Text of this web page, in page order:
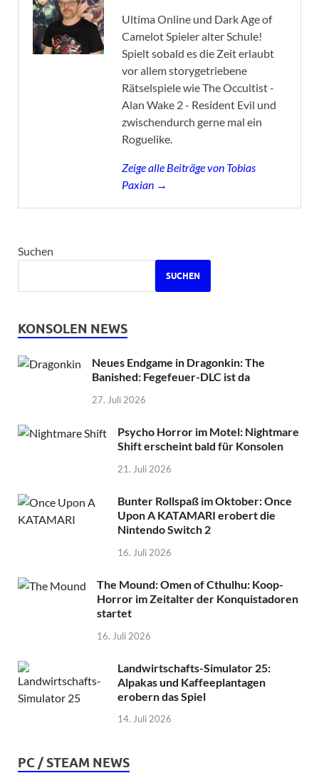
Ultima Online und Dark Age of
Camelot Spieler alter Schule!
Spielt sobald es die Zeit erlaubt
vor allem storygetriebene
Rätselspiele wie The Occultist -
Alan Wake 2 - Resident Evil und
zwischendurch gerne mal ein
Roguelike.
Zeige alle Beiträge von Tobias
Paxian →
Suchen
SUCHEN
KONSOLEN NEWS
Neues Endgame in Dragonkin: The
Banished: Fegefeuer-DLC ist da
27. Juli 2026
Psycho Horror im Motel: Nightmare
Shift erscheint bald für Konsolen
21. Juli 2026
Bunter Rollspaß im Oktober: Once
Upon A KATAMARI erobert die
Nintendo Switch 2
16. Juli 2026
The Mound: Omen of Cthulhu: Koop-
Horror im Zeitalter der Konquistadoren
startet
16. Juli 2026
Landwirtschafts-Simulator 25:
Alpakas und Kaffeeplantagen
erobern das Spiel
14. Juli 2026
PC / STEAM NEWS